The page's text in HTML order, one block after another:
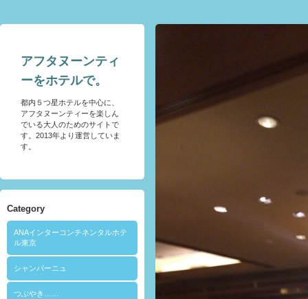
アフタヌーンティ
ーをホテルで。
都内５つ星ホテルを中心に、
アフタヌーンティーを楽しん
でいる大人のためのサイトで
す。2013年より運営していま
す。
Category
ANAインターコンチネンタルホテ
ル東京
シャンパーニュ
つぶやき……